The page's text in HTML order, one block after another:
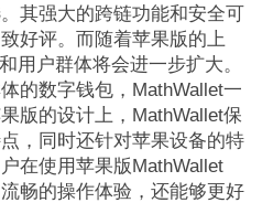
其强大的跨链功能和安全可
好评。而随着苹果版的上
用户群体将会进一步扩大。
的数字钱包，MathWallet一
版的设计上，MathWallet保
，同时还针对苹果设备的特
在使用苹果版MathWallet
畅的操作体验，还能够更好